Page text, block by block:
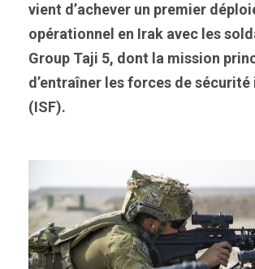
vient d’achever un premier
opérationnel en Irak avec les
Group Taji 5, dont la mission
d’entraîner les forces de
(ISF).